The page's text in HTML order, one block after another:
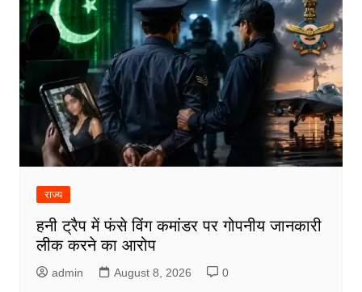
राज्य
हनी ट्रैप में फंसे विंग कमांडर पर गोपनीय जानकारी
लीक करने का आरोप
admin August 8, 2026 0